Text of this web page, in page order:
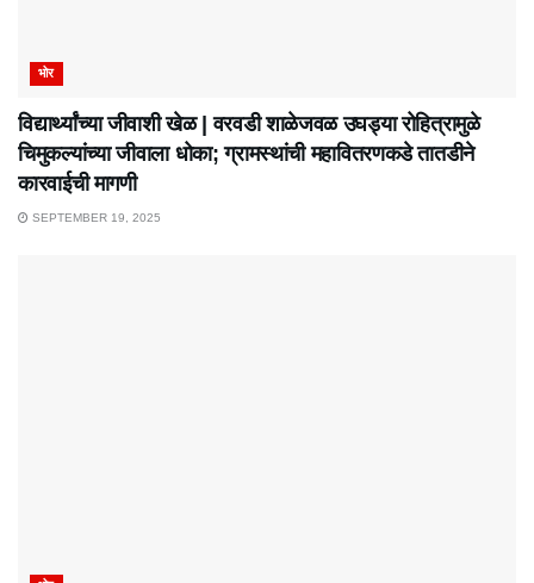
भोर
विद्यार्थ्यांच्या जीवाशी खेळ | वरवडी शाळेजवळ उघड्या रोहित्रामुळे
चिमुकल्यांच्या जीवाला धोका; ग्रामस्थांची महावितरणकडे तातडीने
कारवाईची मागणी
SEPTEMBER 19, 2025